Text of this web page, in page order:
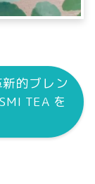
的ブレン
TEA を